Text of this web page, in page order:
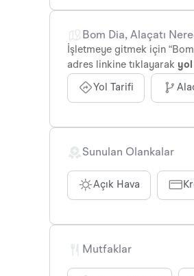
Bom Dia, Alaçatı
İşletmeye gitmek için
adres linkine tıklayarak
Yol Tarifi
Sunulan Olankalar
Açık Hava
Mutfaklar